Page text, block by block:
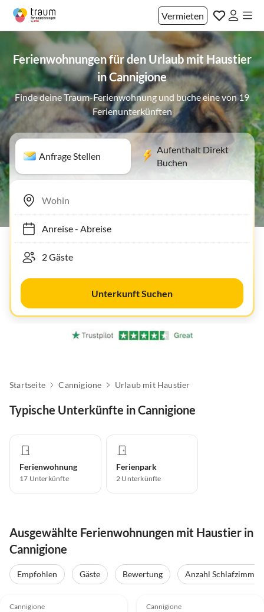
Vermieten
Ferienwohnungen für den Urlaub mit Haustier
in Cannigione
Finde deine Traum-Ferienwohnung und buche eine von 19
Ferienunterkünften
Anfrage Stellen
Aufenthalt Direkt
Buchen
Anreise- Abreise
Unterkunft Suchen
Startseite Cannigione Urlaub mit Haustier
Typische Unterkünfte in Cannigione
Ferienwohnung
17 Unterkünfte
Ferienpark
2 Unterkünfte
Ausgewählte Ferienwohnungen mit Haustier in
Cannigione
Empfohlen Gäste Bewertung
Anzahl Schlafzimmer
Cannigione Cannigione